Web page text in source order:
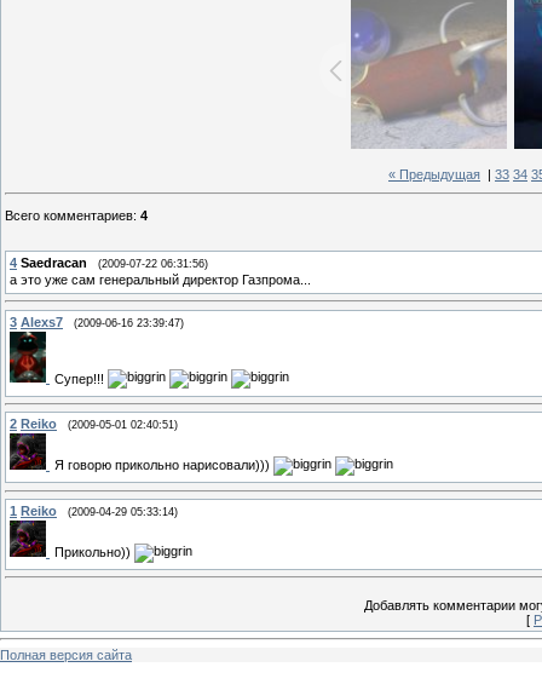
« Предыдущая 33 34
Всего комментариев: 4
4 Saedracan (2009-07-22 06:31:56)
а это уже сам генеральный директор Газпрома...
3 Alexs7 (2009-06-16 23:39:47)
Супер!!!
2 Reiko (2009-05-01 02:40:51)
Я говорю прикольно нарисовали)))
1 Reiko (2009-04-29 05:33:14)
Прикольно))
Добавлять комментарии
[
Полная версия сайта